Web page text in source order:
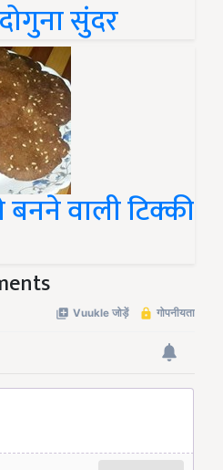
सुंदर
वाली टिक्की